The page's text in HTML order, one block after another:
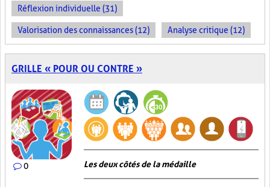
Réflexion individuelle (31)
Valorisation des connaissances (12) Analyse critique (12)
GRILLE « POUR OU CONTRE »
0 Les deux côtés de la médaille